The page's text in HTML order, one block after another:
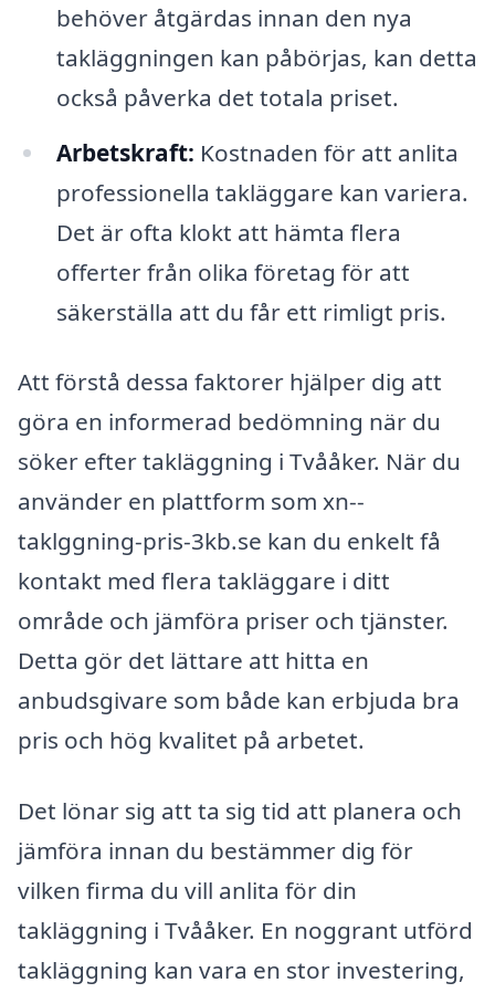
behöver åtgärdas innan den nya
takläggningen kan påbörjas, kan detta
också påverka det totala priset.
Arbetskraft: Kostnaden för att anlita
professionella takläggare kan variera.
Det är ofta klokt att hämta flera
offerter från olika företag för att
säkerställa att du får ett rimligt pris.
Att förstå dessa faktorer hjälper dig att
göra en informerad bedömning när du
söker efter takläggning i Tvååker. När du
använder en plattform som xn--
taklggning-pris-3kb.se kan du enkelt få
kontakt med flera takläggare i ditt
område och jämföra priser och tjänster.
Detta gör det lättare att hitta en
anbudsgivare som både kan erbjuda bra
pris och hög kvalitet på arbetet.
Det lönar sig att ta sig tid att planera och
jämföra innan du bestämmer dig för
vilken firma du vill anlita för din
takläggning i Tvååker. En noggrant utförd
takläggning kan vara en stor investering,